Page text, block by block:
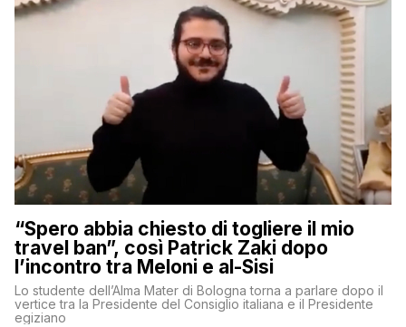
“Spero abbia chiesto di togliere il mio
travel ban”, così Patrick Zaki dopo
l’incontro tra Meloni e al-Sisi
Lo studente dell’Alma Mater di Bologna torna a parlare dopo il
vertice tra la Presidente del Consiglio italiana e il Presidente
egiziano